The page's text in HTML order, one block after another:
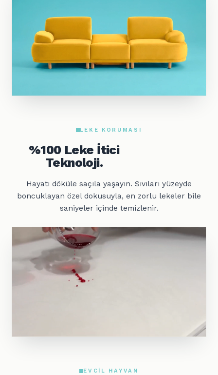
LEKE KORUMASI
%100 Leke İtici
Teknoloji.
Hayatı döküle saçıla yaşayın. Sıvıları yüzeyde
boncuklayan özel dokusuyla, en zorlu lekeler bile
saniyeler içinde temizlenir.
EVCIL HAYVAN